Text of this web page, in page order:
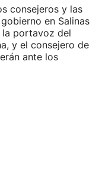
consejeros y las
en Salinas
la portavoz del
y el consejero de
ante los